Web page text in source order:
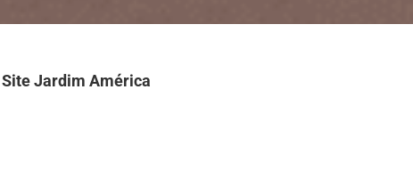
Jardim América